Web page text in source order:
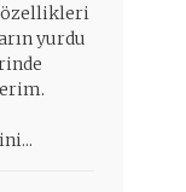
özellikleri
yurdu